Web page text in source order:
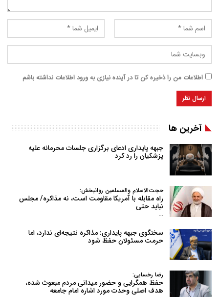
اطلاعات من را ذخیره کن تا در آینده نیازی به ورود اطلاعات نداشته باشم
آخرین ها
جبهه پایداری ادعای برگزاری جلسات محرمانه علیه
پزشکیان را رد کرد
حجت‌الاسلام والمسلمین روانبخش:
راه مقابله با آمریکا مقاومت است، نه مذاکره/ مجلس
نباید حتی
…
سخنگوی جبهه پایداری: مذاکره نتیجه‌ای ندارد، اما
حرمت مسئولان حفظ شود
رضا رخسایی:
حفظ همگرایی و حضور میدانی مردم مبعوث شده،
هدف اصلی وحدت مورد اشاره امام جامعه